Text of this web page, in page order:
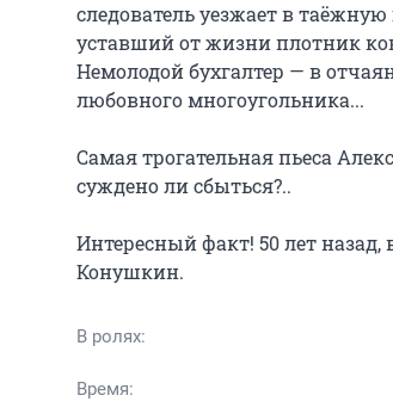
следователь уезжает в
уставший от жизни плотник
Немолодой бухгалтер — в
любовного многоугольника...
Самая трогательная пьеса
суждено ли сбыться?..
Интересный факт! 50 лет назад,
Конушкин.
В ролях:
Время: